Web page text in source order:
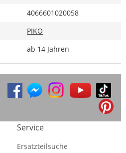
4066601020058
PIKO
ab 14 Jahren
Service
Ersatzteilsuche